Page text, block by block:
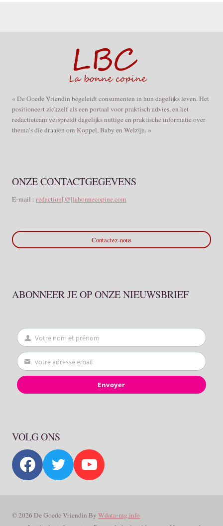
« De Goede Vriendin begeleidt consumenten in hun dagelijks leven. Het
positioneert zichzelf als een portaal voor praktisch advies, en het
redactieteam verspreidt dagelijks nuttige en praktische informatie over
thema’s die draaien om Koppel, Baby en Welzijn. »
ONZE CONTACTGEGEVENS
E-mail : redaction[@]labonnecopine.com
Contactez-nous
ABONNEER JE OP ONZE NIEUWSBRIEF
First
Name
Votre nom et prénom
Your
email
votre adresse email
Envoyer
VOLG ONS
© 2026 De Goede Vriendin By Wdata-mg.info